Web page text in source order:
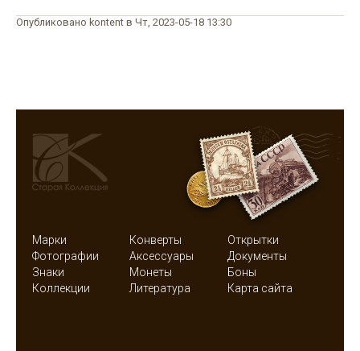
Опубликовано kontent в Чт, 2023-05-18 13:30
Марки Конверты
Открытки
Фотографии
Аксессуары
Документы
Знаки
Монеты
Боны
Коллекции
Литература Карта сайта